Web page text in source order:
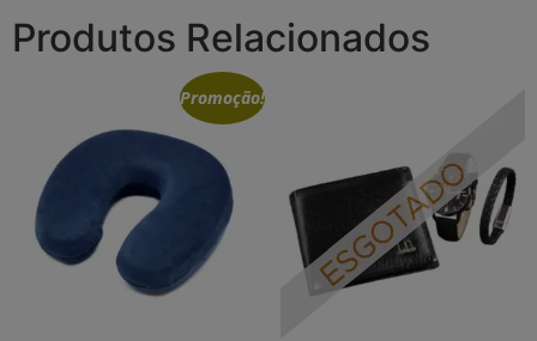
Produtos Relacionados
Promoção!